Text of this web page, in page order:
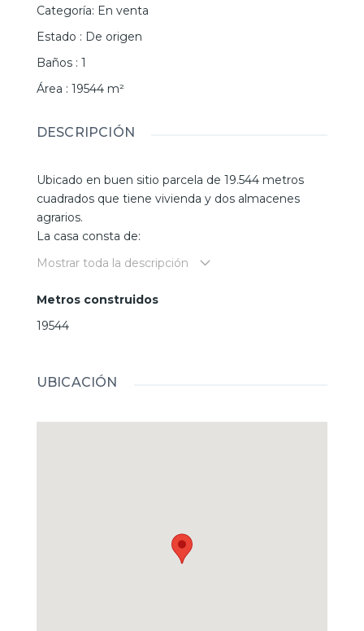
Categoría: En venta
Estado : De origen
Baños : 1
Área : 19544 m²
DESCRIPCIÓN
Ubicado en buen sitio parcela de 19.544 metros
cuadrados que tiene vivienda y dos almacenes
agrarios.
La casa consta de:
Un amplio salón abierto con cocina y barra
Arriba esta diáfano con posibilidades de hacer
Dispone de agua y luz
Llámanos a este número: 687878941 o escribenos
Mostrar toda la descripción
Metros construidos
19544
UBICACIÓN